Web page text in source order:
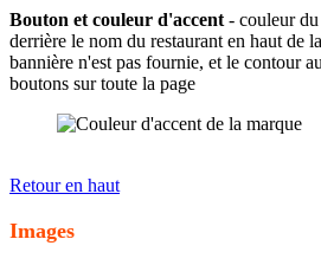
Bouton et couleur d'accent - couleur
derrière le nom du restaurant en haut de
bannière n'est pas fournie, et le contour
boutons sur toute la page
Retour en haut
Images